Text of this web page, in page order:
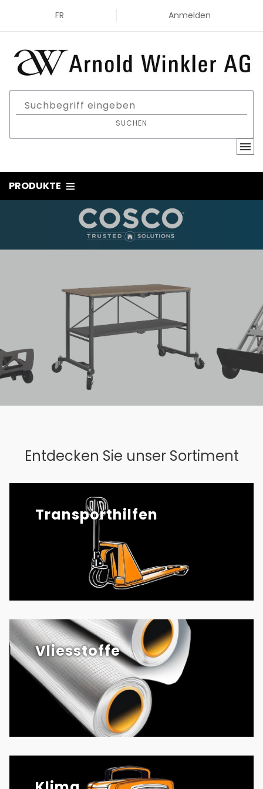
FR Anmelden
SUCHEN
PRODUKTE
Entdecken Sie unser Sortiment
Transporthilfen
Vliesstoffe